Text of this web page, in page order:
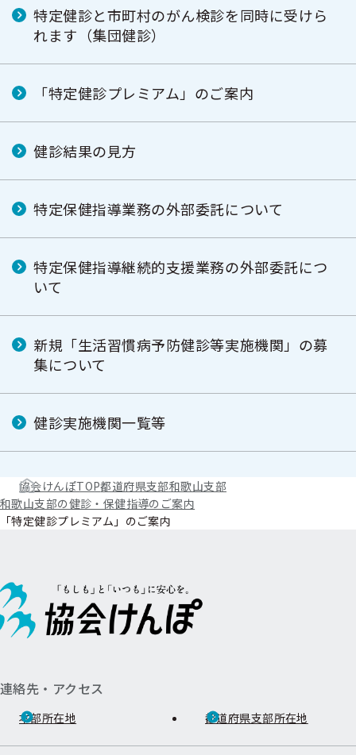
特定健診と市町村のがん検診を同時に受けら
れます（集団健診）
「特定健診プレミアム」のご案内
健診結果の見方
特定保健指導業務の外部委託について
特定保健指導継続的支援業務の外部委託につ
いて
新規「生活習慣病予防健診等実施機関」の募
集について
健診実施機関一覧等
協会けんぽTOP都道府県支部和歌山支部
和歌山支部の健診・保健指導のご案内
「特定健診プレミアム」のご案内
連絡先・アクセス
本部所在地 都道府県支部所在地